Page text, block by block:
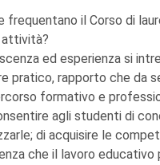
il Corso di
attività?
ed esperienza si
pratico, rapporto che da
formativo e
agli studenti di
di acquisire le
che il lavoro educativo